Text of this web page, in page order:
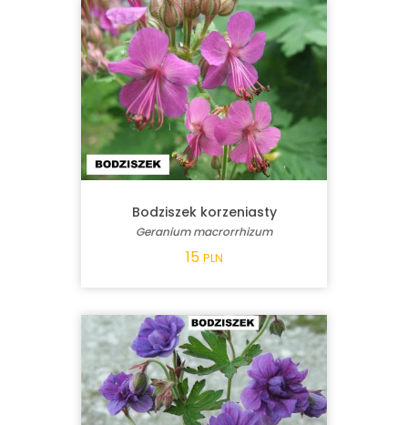
Bodziszek korzeniasty
Geranium macrorrhizum
15 PLN